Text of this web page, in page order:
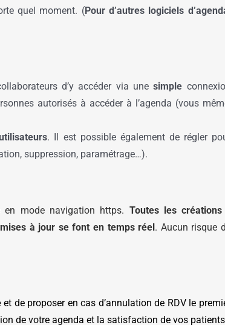
quel moment. (Pour d’autres logiciels
d’y accéder via une simple
autorisés à accéder à l’agenda (vous
. Il est possible également de régler
suppression, paramétrage…).
mode navigation https. Toutes les
à jour se font en temps réel. Aucun risque
et de proposer en cas d’annulation de RDV le
de votre agenda et la satisfaction de vos